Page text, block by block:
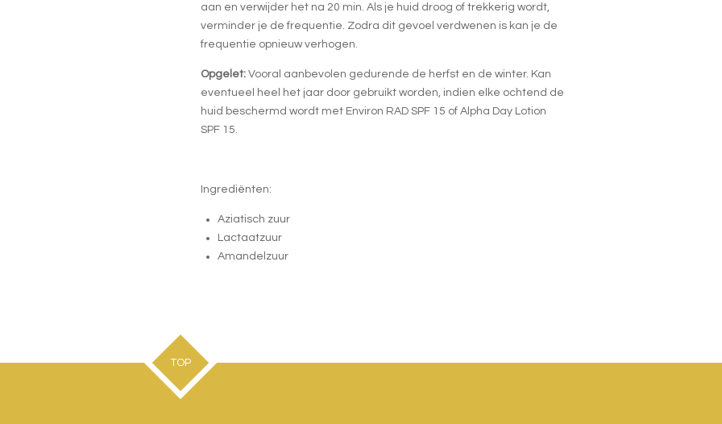
aan en verwijder het na 20 min. Als je huid droog of trekkerig wordt,
verminder je de frequentie. Zodra dit gevoel verdwenen is kan je de
frequentie opnieuw verhogen.
Opgelet: Vooral aanbevolen gedurende de herfst en de winter. Kan
eventueel heel het jaar door gebruikt worden, indien elke ochtend de
huid beschermd wordt met Environ RAD SPF 15 of Alpha Day Lotion
SPF 15.
Ingrediënten:
Aziatisch zuur
Lactaatzuur
Amandelzuur
TOP